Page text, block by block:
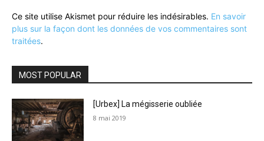
Ce site utilise Akismet pour réduire les indésirables. En savoir
plus sur la façon dont les données de vos commentaires sont
traitées.
MOST POPULAR
[Urbex] La mégisserie oubliée
8 mai 2019